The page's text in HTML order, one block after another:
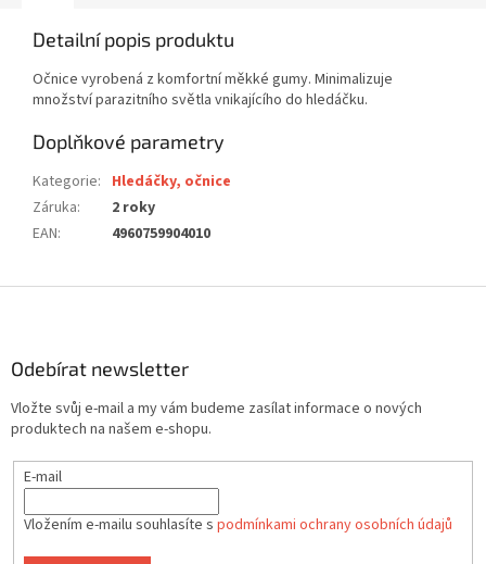
Detailní popis produktu
Očnice vyrobená z komfortní měkké gumy. Minimalizuje
množství parazitního světla vnikajícího do hledáčku.
Doplňkové parametry
Kategorie: Hledáčky, očnice
Záruka:
2 roky
EAN: 4960759904010
Odebírat newsletter
Vložte svůj e-mail a my vám budeme zasílat informace o nových
produktech na našem e-shopu.
E-mail
Vložením e-mailu souhlasíte s podmínkami ochrany osobních údajů